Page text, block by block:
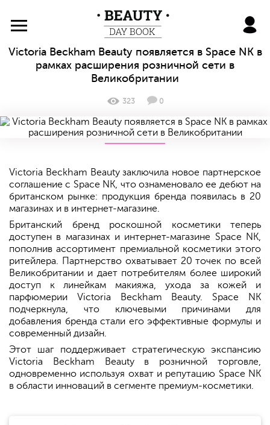
BeautyDayBook
Victoria Beckham Beauty появляется в Space NK в
рамках расширения розничной сети в
Великобритании
323 0
Victoria Beckham Beauty заключила новое партнерское
соглашение с Space NK, что ознаменовало ее дебют на
британском рынке: продукция бренда появилась в 20
магазинах и в интернет-магазине.
Британский бренд роскошной косметики теперь
доступен в магазинах и интернет-магазине Space NK,
пополнив ассортимент премиальной косметики этого
ритейлера. Партнерство охватывает 20 точек по всей
Великобритании и дает потребителям более широкий
доступ к линейкам макияжа, ухода за кожей и
парфюмерии Victoria Beckham Beauty. Space NK
подчеркнула, что ключевыми причинами для
добавления бренда стали его эффективные формулы и
современный дизайн.
Этот шаг поддерживает стратегическую экспансию
Victoria Beckham Beauty в розничной торговле,
одновременно используя охват и репутацию Space NK
в области инноваций в сегменте премиум-косметики.